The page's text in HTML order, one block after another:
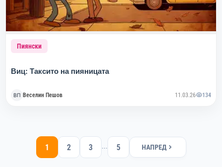
Пиянски
Виц: Таксито на пияницата
Веселин Пешов 11.03.26 134
1 2 3 ... 5 НАПРЕД